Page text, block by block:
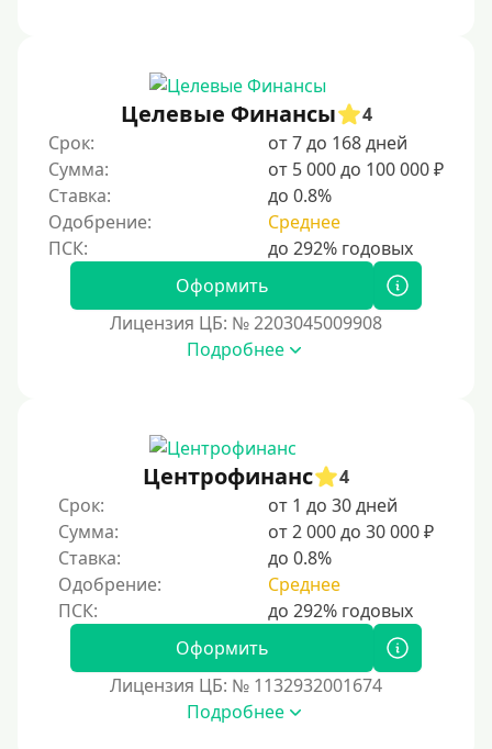
150000 руб
200000 руб
250000 руб
300000 руб
500000 руб
Мини займы
С помощью системы Юнистрим (Unistream)
На Вебмани
ВТБ
Виза (Visa)
На карту Кукуруза
Целевые Финансы
4
Срок:
от 7 до 168 дней
Сумма:
от 5 000 до 100 000 ₽
Ставка:
до 0.8%
Одобрение:
Среднее
Оформить
Лицензия ЦБ: № 2203045009908
Подробнее
Центрофинанс
4
Срок:
от 1 до 30 дней
Сумма:
от 2 000 до 30 000 ₽
Ставка:
до 0.8%
Одобрение:
Среднее
Оформить
Лицензия ЦБ: № 1132932001674
Подробнее